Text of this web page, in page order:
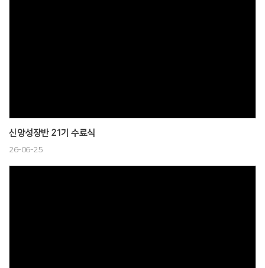
신앙성장반 21기 수료식
26-06-25